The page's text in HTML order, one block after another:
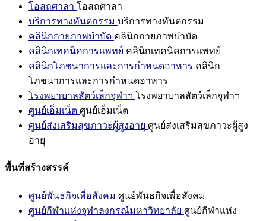
โอสถศาลา โอสถศาลา
บริการทางทันตกรรม บริการทางทันตกรรม
คลินิกกายภาพบำบัด คลินิกกายภาพบำบัด
คลินิกเทคนิคการแพทย์ คลินิกเทคนิคการแพทย์
คลินิกโภชนาการและการกำหนดอาหาร คลินิก
โภชนาการและการกำหนดอาหาร
โรงพยาบาลสัตว์เล็กจุฬาฯ โรงพยาบาลสัตว์เล็กจุฬาฯ
ศูนย์เอ็มเน็ต ศูนย์เอ็มเน็ต
ศูนย์ส่งเสริมสุขภาวะผู้สูงอายุ ศูนย์ส่งเสริมสุขภาวะผู้สูง
อายุ
พื้นที่สร้างสรรค์
ศูนย์พันธกิจเพื่อสังคม ศูนย์พันธกิจเพื่อสังคม
ศูนย์กีฬาแห่งจุฬาลงกรณ์มหาวิทยาลัย ศูนย์กีฬาแห่ง